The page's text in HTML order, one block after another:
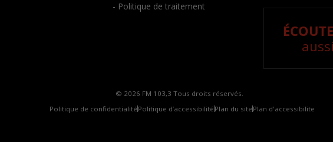
- Politique de traitement
© 2026 FM 103,3 Tous droits réservés.
Politique de confidentialité Politique d’accessibilité Plan du site Plan d'accessibilite